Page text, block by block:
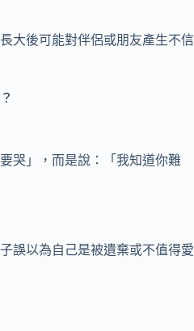
大後可能對伴侶或朋友產生不信
哭」，而是說：「我知道你難
誤以為自己是被遺棄或不值得愛